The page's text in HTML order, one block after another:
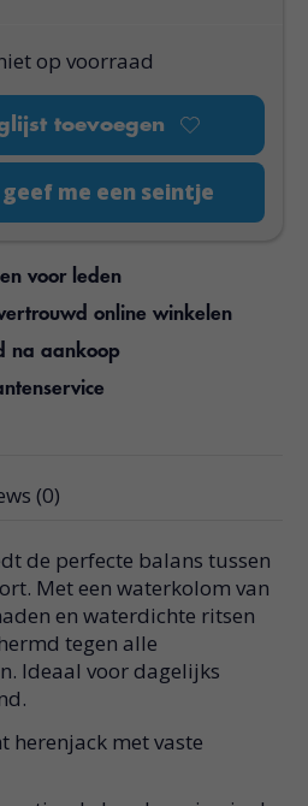
op voorraad
toevoegen
me een seintje
voor leden
online winkelen
na aankoop
(0)
de perfecte balans tussen
Met een waterkolom van
en waterdichte ritsen
tegen alle
Ideaal voor dagelijks
herenjack met vaste